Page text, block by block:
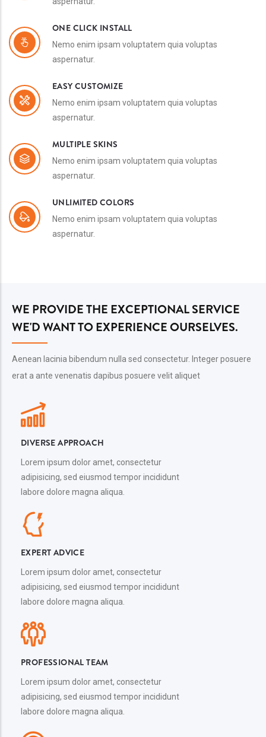
ONE CLICK INSTALL
Nemo enim ipsam voluptatem quia voluptas
aspernatur.
EASY CUSTOMIZE
Nemo enim ipsam voluptatem quia voluptas
aspernatur.
MULTIPLE SKINS
Nemo enim ipsam voluptatem quia voluptas
aspernatur.
UNLIMITED COLORS
Nemo enim ipsam voluptatem quia voluptas
aspernatur.
WE PROVIDE THE EXCEPTIONAL SERVICE
WE'D WANT TO EXPERIENCE OURSELVES.
Aenean lacinia bibendum nulla sed consectetur. Integer posuere
erat a ante venenatis dapibus posuere velit aliquet
DIVERSE APPROACH
Lorem ipsum dolor amet, consectetur
adipisicing, sed eiusmod tempor incididunt
labore dolore magna aliqua.
EXPERT ADVICE
Lorem ipsum dolor amet, consectetur
adipisicing, sed eiusmod tempor incididunt
labore dolore magna aliqua.
PROFESSIONAL TEAM
Lorem ipsum dolor amet, consectetur
adipisicing, sed eiusmod tempor incididunt
labore dolore magna aliqua.